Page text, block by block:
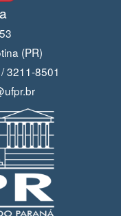
000 - Palotina (PR)
3211-8501